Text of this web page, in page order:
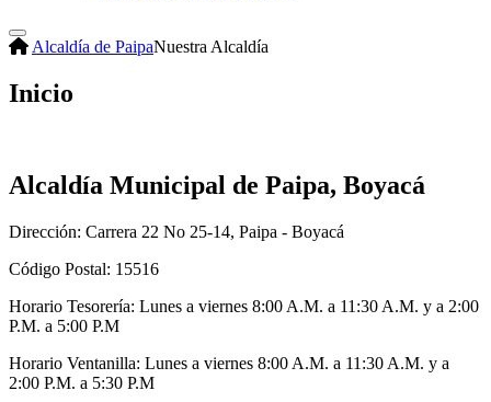
Alcaldía de PaipaNuestra Alcaldía
Inicio
Alcaldía Municipal de Paipa, Boyacá
Dirección: Carrera 22 No 25-14, Paipa - Boyacá
Código Postal: 15516
Horario Tesorería: Lunes a viernes 8:00 A.M. a 11:30 A.M. y a 2:00
P.M. a 5:00 P.M
Horario Ventanilla: Lunes a viernes 8:00 A.M. a 11:30 A.M. y a
2:00 P.M. a 5:30 P.M